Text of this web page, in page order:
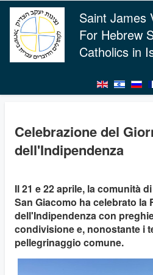
Saint James
For Hebrew
Catholics in
Celebrazione del
dell'Indipendenza
Il 21 e 22 aprile, la comunità
San Giacomo ha celebrato la
dell'Indipendenza con
condivisione e, nonostante i
pellegrinaggio comune.